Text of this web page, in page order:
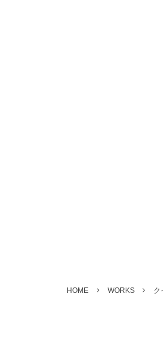
HOME WORKS ク